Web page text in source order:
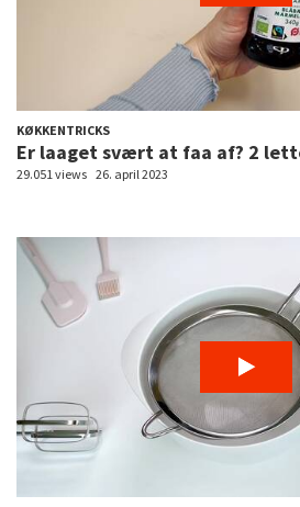
KØKKENTRICKS
Er laaget svært at faa af? 2
29.051 views 26. april 2023